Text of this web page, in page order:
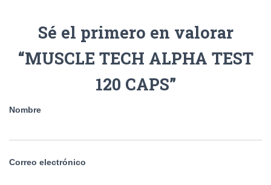
Sé el primero en valorar
“MUSCLE TECH ALPHA TEST
120 CAPS”
Nombre
Correo electrónico